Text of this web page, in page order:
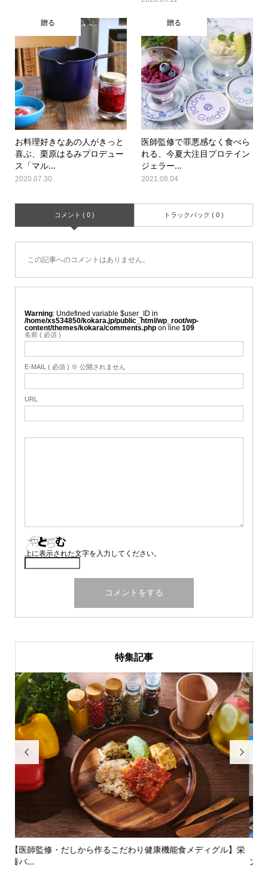
贈る
お料理好きなあの人がきっと
喜ぶ、栗原はるみプロデュー
ス「マル...
2020.07.30
贈る
医師監修で罪悪感なく食べら
れる、今夏大注目プロテイン
ジェラー...
2021.08.04
コメント ( 0 ) トラックバック ( 0 )
この記事へのコメントはありません。
Warning : Undefined variable $user_ID in
/home/xs534850/kokara.jp/public_html/wp_root/wp-
content/themes/kokara/comments.phpon line 109
名前 ( 必須 )
E-MAIL ( 必須 ) ※ 公開されません
URL
上に表示された文字を入力してください。
特集記事

『親孝行について、いろんな角度から話そう』KOKARAイベ
ン...
